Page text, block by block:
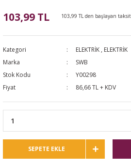
103,99 TL 103,99 TL den başlayan
Kategori ELEKTRİK , ELEKTRİK
Marka
SWB
Stok Kodu
Y00298
Fiyat
86,66 TL + KDV
SEPETE EKLE